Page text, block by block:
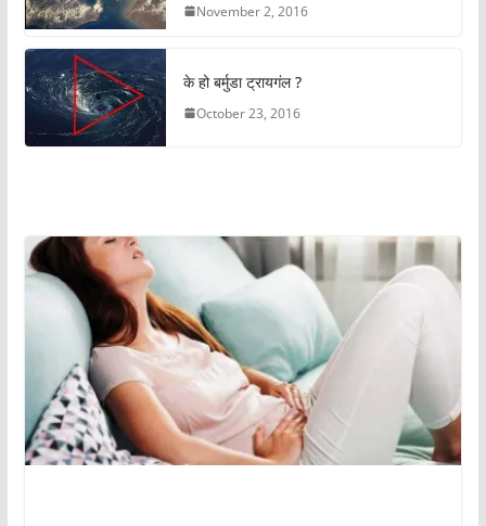
November 2, 2016
के हो बर्मुडा ट्रायगंल ?
October 23, 2016